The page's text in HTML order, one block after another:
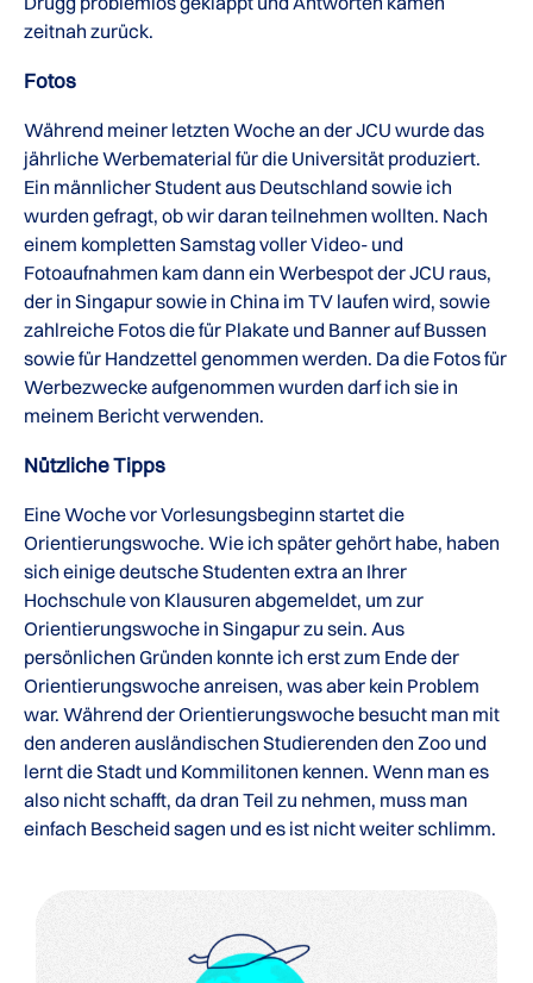
zeitnah zurück.
Fotos
Während meiner letzten Woche an der JCU wurde das
jährliche Werbematerial für die Universität produziert.
Ein männlicher Student aus Deutschland sowie ich
wurden gefragt, ob wir daran teilnehmen wollten. Nach
einem kompletten Samstag voller Video- und
Fotoaufnahmen kam dann ein Werbespot der JCU raus,
der in Singapur sowie in China im TV laufen wird, sowie
zahlreiche Fotos die für Plakate und Banner auf Bussen
sowie für Handzettel genommen werden. Da die Fotos für
Werbezwecke aufgenommen wurden darf ich sie in
meinem Bericht verwenden.
Nützliche Tipps
Eine Woche vor Vorlesungsbeginn startet die
Orientierungswoche. Wie ich später gehört habe, haben
sich einige deutsche Studenten extra an Ihrer
Hochschule von Klausuren abgemeldet, um zur
Orientierungswoche in Singapur zu sein. Aus
persönlichen Gründen konnte ich erst zum Ende der
Orientierungswoche anreisen, was aber kein Problem
war. Während der Orientierungswoche besucht man mit
den anderen ausländischen Studierenden den Zoo und
lernt die Stadt und Kommilitonen kennen. Wenn man es
also nicht schafft, da dran Teil zu nehmen, muss man
einfach Bescheid sagen und es ist nicht weiter schlimm.